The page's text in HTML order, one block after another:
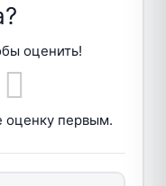
оценить!
оценку первым.